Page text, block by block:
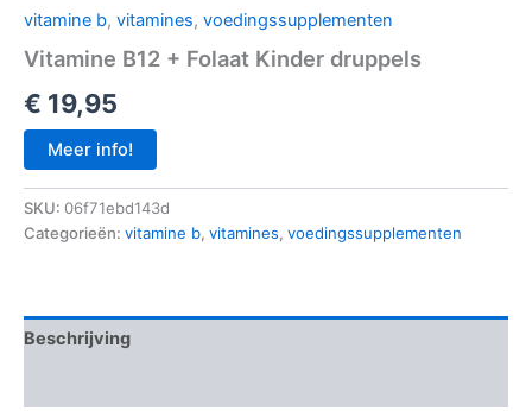
vitamine b, vitamines, voedingssupplementen
Vitamine B12 + Folaat Kinder druppels
€ 19,95
Meer info!
SKU: 06f71ebd143d
Categorieën: vitamine b, vitamines, voedingssupplementen
Beschrijving